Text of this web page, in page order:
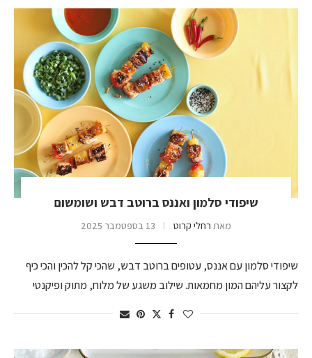
שיפודי סלמון ואננס ברוטב דבש ושומשום
מאת רחלי קרוט 13 בספטמבר 2025
שיפודי סלמון עם אננס, עטופים ברוטב דבש, שהכי קל להכין והכי כיף
לקצור עליהם המון מחמאות. שילוב משגע של מלוח, מתוק ופיקנטי